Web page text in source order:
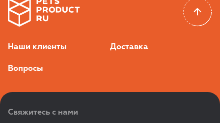
Наши клиенты Доставка
Вопросы
Свяжитесь с нами